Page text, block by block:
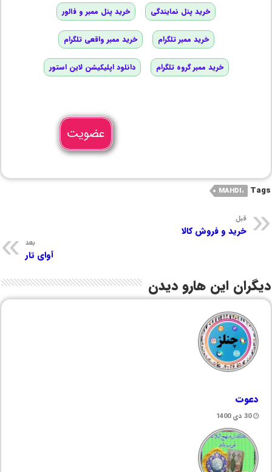
خرید پنل نمایندگی خرید پنل ممبر و فالور
خرید ممبر تلگرام خرید ممبر واقعی تلگرام
خرید ممبر گروه تلگرام دانلود اپلیکیشن لاین استور
عضویت
Tags ،MAHDI
قبل
خرید و فروش کالا
بعد
آوای تار
دیگران این هارو دیدن
دعوت
30 دی 1400